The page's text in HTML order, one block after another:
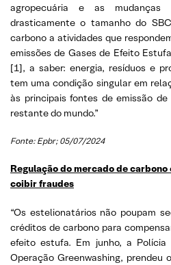
agropecuária e as
drasticamente o tamanho do
carbono a atividades que
emissões de Gases de Efeito
[1], a saber: energia, resíduos e
tem uma condição singular em
às principais fontes de emissão
restante do mundo.”
Fonte: Epbr; 05/07/2024
Regulação do mercado de
coibir fraudes
“Os estelionatários não poupam
créditos de carbono para
efeito estufa. Em junho, a Polícia
Operação Greenwashing, prendeu